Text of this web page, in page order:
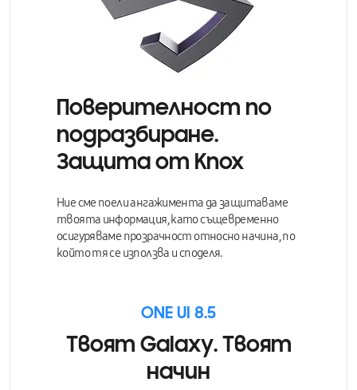
Поверителност по
подразбиране.
Защита от Knox
Ние сме поели ангажимента да защитаваме
твоята информация, като същевременно
осигуряваме прозрачност относно начина, по
който тя се използва и споделя.
Твоят Galaxy. Твоят
начин
ONE UI 8.5